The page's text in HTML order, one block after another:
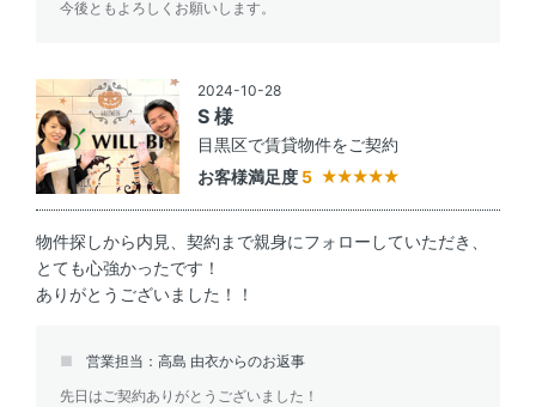
今後ともよろしくお願いします。
2024-10-28
S 様
目黒区で賃貸物件をご契約
お客様満足度 5
物件探しから内見、契約まで親身にフォローしていただき、
とても心強かったです！
ありがとうございました！！
営業担当：高島 由衣からのお返事
先日はご契約ありがとうございました！